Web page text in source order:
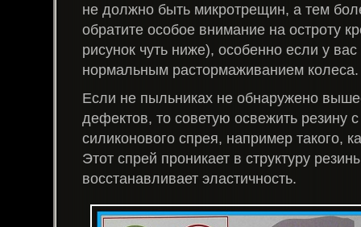
не должно быть микротрещин, а тем
обратите особое внимание на остроту
рисунок чуть ниже), особенно если у
нормальным растормаживанием колеса.
Если не пыльниках не обнаружено
дефектов, то советую освежить резину
силиконового спрея, например такого,
Этот спрей проникает в структуру
восстанавливает эластичность.